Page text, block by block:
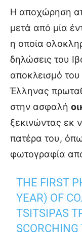
Η αποχώρηση
μετά από μία
η οποία
δηλώσεις του
αποκλεισμό
Έλληνας
στην ασφαλή
ξεκινώντας εκ
πατέρα του,
φωτογραφία
THE FIRST
YEAR) OF
TSITSIPAS